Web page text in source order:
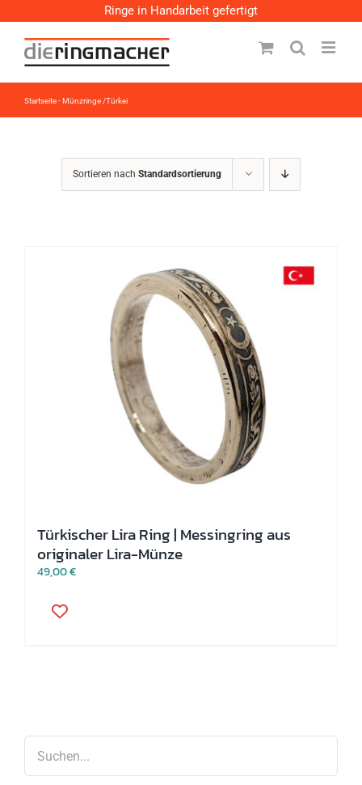
Ringe in Handarbeit gefertigt
Inhalt
springen
Startseite-Münzringe /Türkei
Sortieren nach Standardsortierung
Türkischer Lira Ring | Messingring aus
originaler Lira-Münze
49,00€
Produkt
Produktseite
gewählt